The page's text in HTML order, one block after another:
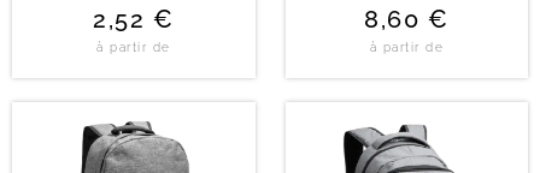
2,52 €
à partir de
8,60 €
à partir de